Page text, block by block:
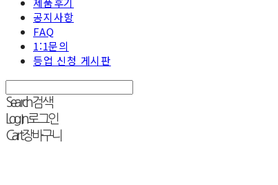
공지사항
FAQ
1:1문의
등업 신청 게시판
Search검색
Log In로그인
Cart장바구니